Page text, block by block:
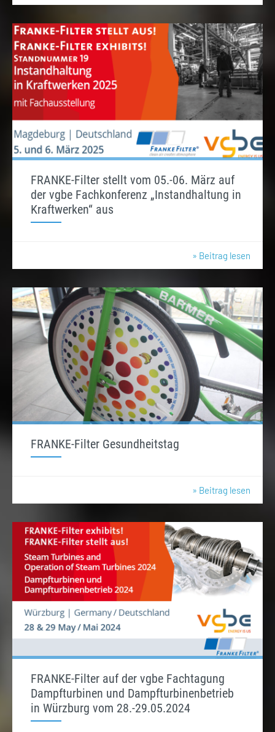
FRANKE-Filter stellt vom 05.-06. März auf
der vgbe Fachkonferenz „Instandhaltung in
Kraftwerken“ aus
» Beitrag lesen
FRANKE-Filter Gesundheitstag
» Beitrag lesen
FRANKE-Filter auf der vgbe Fachtagung
Dampfturbinen und Dampfturbinenbetrieb
in Würzburg vom 28.-29.05.2024